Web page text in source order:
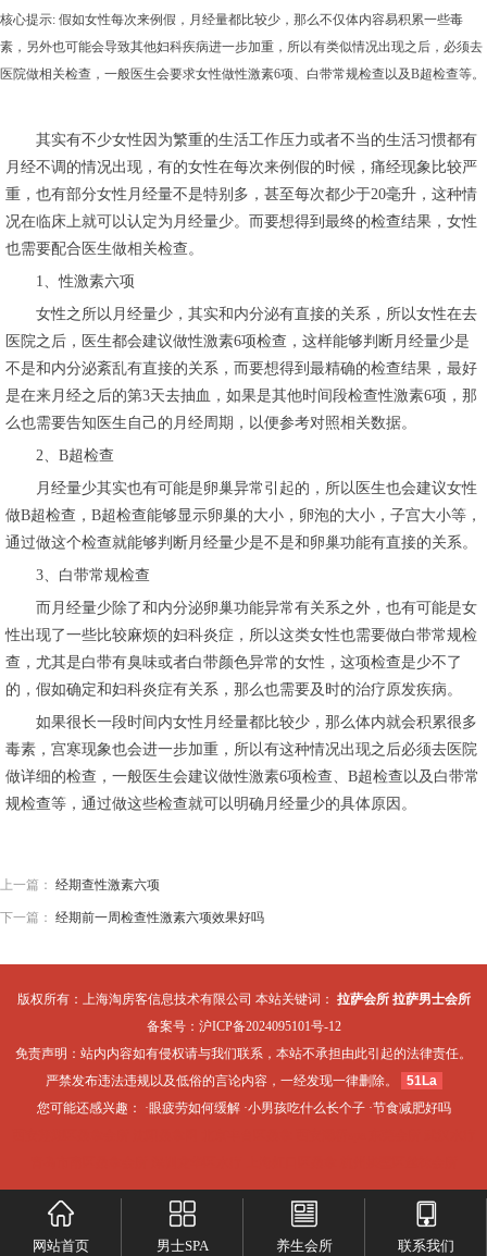
核心提示: 假如女性每次来例假，月经量都比较少，那么不仅体内容易积累一些毒
素，另外也可能会导致其他妇科疾病进一步加重，所以有类似情况出现之后，必须去
医院做相关检查，一般医生会要求女性做性激素6项、白带常规检查以及B超检查等。
其实有不少女性因为繁重的生活工作压力或者不当的生活习惯都有
月经不调的情况出现，有的女性在每次来例假的时候，痛经现象比较严
重，也有部分女性月经量不是特别多，甚至每次都少于20毫升，这种情
况在临床上就可以认定为月经量少。而要想得到最终的检查结果，女性
也需要配合医生做相关检查。
1、性激素六项
女性之所以月经量少，其实和内分泌有直接的关系，所以女性在去
医院之后，医生都会建议做性激素6项检查，这样能够判断月经量少是
不是和内分泌紊乱有直接的关系，而要想得到最精确的检查结果，最好
是在来月经之后的第3天去抽血，如果是其他时间段检查性激素6项，那
么也需要告知医生自己的月经周期，以便参考对照相关数据。
2、B超检查
月经量少其实也有可能是卵巢异常引起的，所以医生也会建议女性
做B超检查，B超检查能够显示卵巢的大小，卵泡的大小，子宫大小等，
通过做这个检查就能够判断月经量少是不是和卵巢功能有直接的关系。
3、白带常规检查
而月经量少除了和内分泌卵巢功能异常有关系之外，也有可能是女
性出现了一些比较麻烦的妇科炎症，所以这类女性也需要做白带常规检
查，尤其是白带有臭味或者白带颜色异常的女性，这项检查是少不了
的，假如确定和妇科炎症有关系，那么也需要及时的治疗原发疾病。
如果很长一段时间内女性月经量都比较少，那么体内就会积累很多
毒素，宫寒现象也会进一步加重，所以有这种情况出现之后必须去医院
做详细的检查，一般医生会建议做性激素6项检查、B超检查以及白带常
规检查等，通过做这些检查就可以明确月经量少的具体原因。
上一篇： 经期查性激素六项
下一篇： 经期前一周检查性激素六项效果好吗
版权所有：上海淘房客信息技术有限公司 本站关键词： 拉萨会所 拉萨男士会所
备案号： 沪ICP备2024095101号-12
免责声明：站内内容如有侵权请与我们联系，本站不承担由此引起的法律责任。
严禁发布违法违规以及低俗的言论内容，一经发现一律删除。
51La
您可能还感兴趣： ·眼疲劳如何缓解·小男孩吃什么长个子·节食减肥好吗
网站首页 男士SPA 养生会所 联系我们